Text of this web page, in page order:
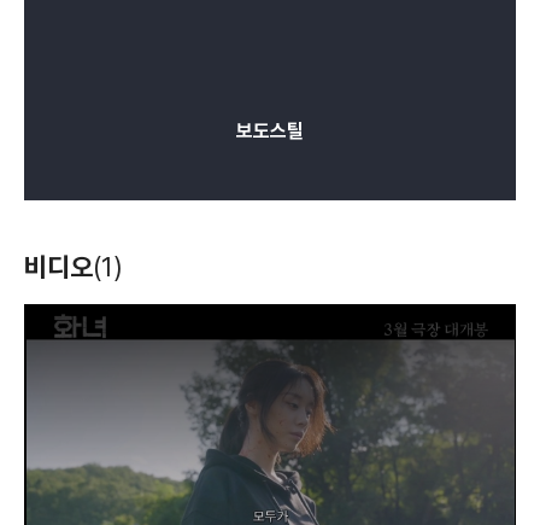
보도스틸
비디오(1)
n
d